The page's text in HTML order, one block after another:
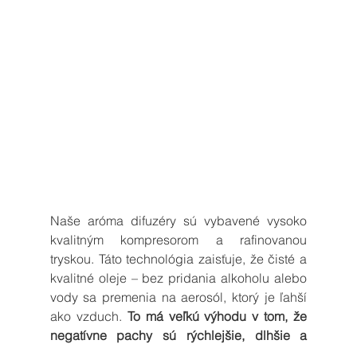
Naše aróma difuzéry sú vybavené vysoko
kvalitným kompresorom a rafinovanou
tryskou. Táto technológia zaisťuje, že čisté a
kvalitné oleje – bez pridania alkoholu alebo
vody sa premenia na aerosól, ktorý je ľahší
ako vzduch. To má veľkú výhodu v tom, že
negatívne pachy sú rýchlejšie, dlhšie a